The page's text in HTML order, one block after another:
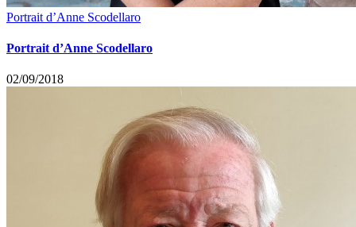
Portrait d’Anne Scodellaro
Portrait d’Anne Scodellaro
02/09/2018